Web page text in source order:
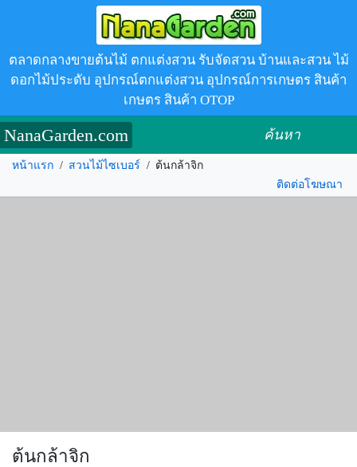
ตลาดกลางขายต้นไม้ ตกแต่งสวน รับจัดสวน บ้านและสวน ไม้
ดอกไม้ประดับ อุปกรณ์ตกแต่งสวน อุปกรณ์การเกษตร สินค้า
เกษตร สินค้า OTOP
NanaGarden.com ค้นหา
หน้าแรก / สวนไม้ไซเบอร์ / ต้นกล้าจิก
ติดต่อโฆษณา
ต้นกล้าจิก